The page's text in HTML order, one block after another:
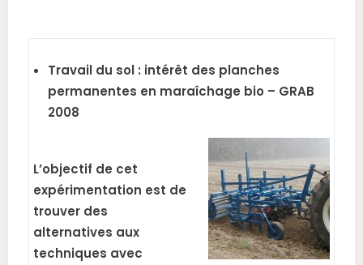
Travail du sol : intérêt des planches
permanentes en maraîchage bio – GRAB
2008
L’objectif de cet
expérimentation est de
trouver des
alternatives aux
techniques avec